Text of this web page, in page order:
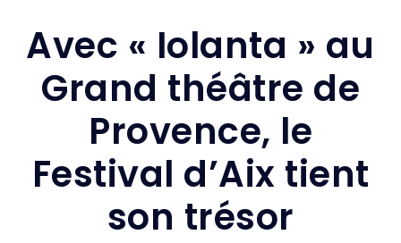
Avec « Iolanta » au
Grand théâtre de
Provence, le
Festival d’Aix tient
son trésor